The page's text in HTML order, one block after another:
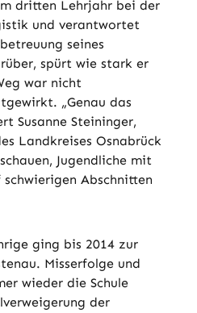
dritten Lehrjahr bei der
und verantwortet
seines
spürt wie stark er
war nicht
„Genau das
Susanne Steininger,
Landkreises Osnabrück
Jugendliche mit
Abschnitten
ging bis 2014 zur
Misserfolge und
wieder die Schule
der